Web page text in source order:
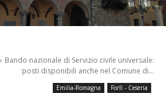
Bando nazionale di Servizio civile universale:
posti disponibili anche nel Comune di...
Emilia-Romagna Forlì - Cesena